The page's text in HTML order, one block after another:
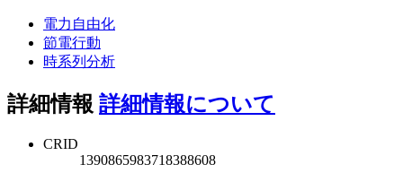
電力自由化
節電行動
時系列分析
詳細情報 詳細情報について
CRID
1390865983718388608